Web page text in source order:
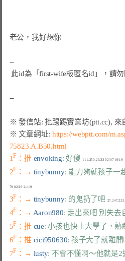
老公，我好想你
--
此id為「first-wife板匿名id」，請
※ 文章網址: https://webptt.com/
75823.A.B50.html
1F ：推 envoking: 好傻
2F ：→ tinybunny: 能力夠就孩子一
79 02/19 21:19
3F ：→ tinybunny: 的鬼扔了吧
4F ：→ Aaron980: 走出來吧 別失去
5F ：推 cue: 小孩也快上大學了，熟
6F ：推 cici950630: 孩子大了就離開
7F ：→ lusty: 不會不懂啊～他就是